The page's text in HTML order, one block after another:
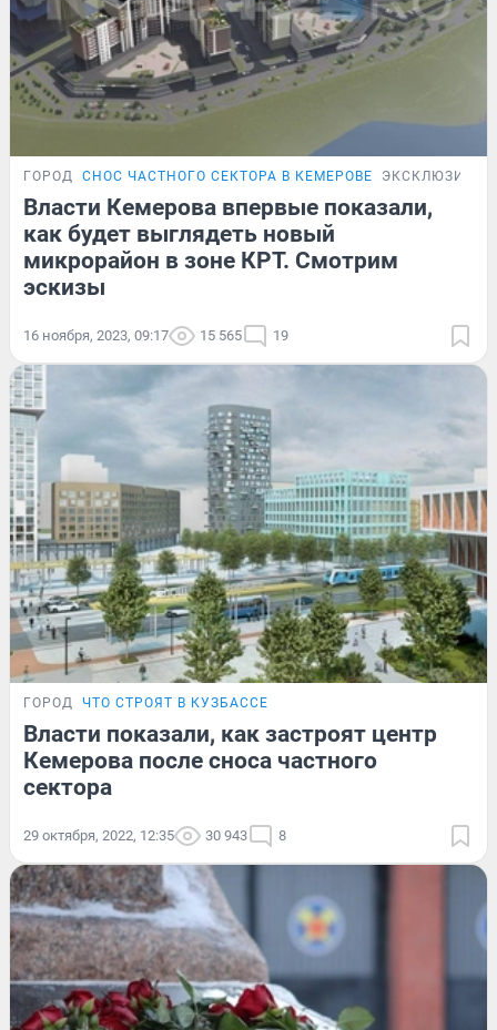
ГОРОД СНОС ЧАСТНОГО СЕКТОРА В КЕМЕРОВЕ ЭКСКЛЮЗИВ
Власти Кемерова впервые показали,
как будет выглядеть новый
микрорайон в зоне КРТ. Смотрим
эскизы
16 ноября, 2023, 09:17 15 565 19
ГОРОД ЧТО СТРОЯТ В КУЗБАССЕ
Власти показали, как застроят центр
Кемерова после сноса частного
сектора
29 октября, 2022, 12:35 30 943 8